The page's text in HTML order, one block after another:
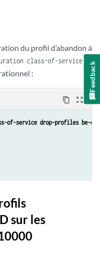
du profil d’abandon à
class-of-service
:
content_copy zoom_out_map
of-service drop-profiles be-dp1
sur les
Feedback